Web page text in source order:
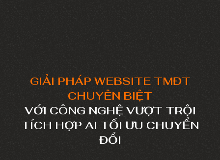
GIẢI PHÁP WEBSITE TMĐT
CHUYÊN BIỆT
VỚI CÔNG NGHỆ VƯỢT TRỘI
TÍCH HỢP AI TỐI ƯU CHUYỂN
ĐỔI